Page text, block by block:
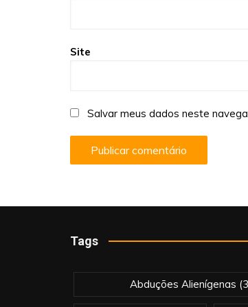
Site
Salvar meus dados neste
Tags
Abduções Alienígenas